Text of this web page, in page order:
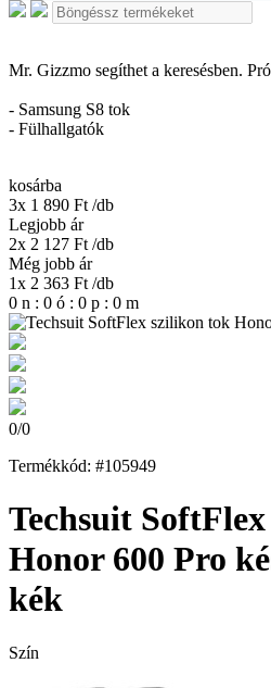
Mr. Gizzmo segíthet a keresésben.
- Samsung S8 tok
- Fülhallgatók
kosárba
3x 1 890 Ft /db
Legjobb ár
2x 2 127 Ft /db
Még jobb ár
1x 2 363 Ft /db
0 n : 0 ó : 0 p : 0 m
0/0
Termékkód: #105949
Techsuit
Honor 600 Pro
kék
Szín